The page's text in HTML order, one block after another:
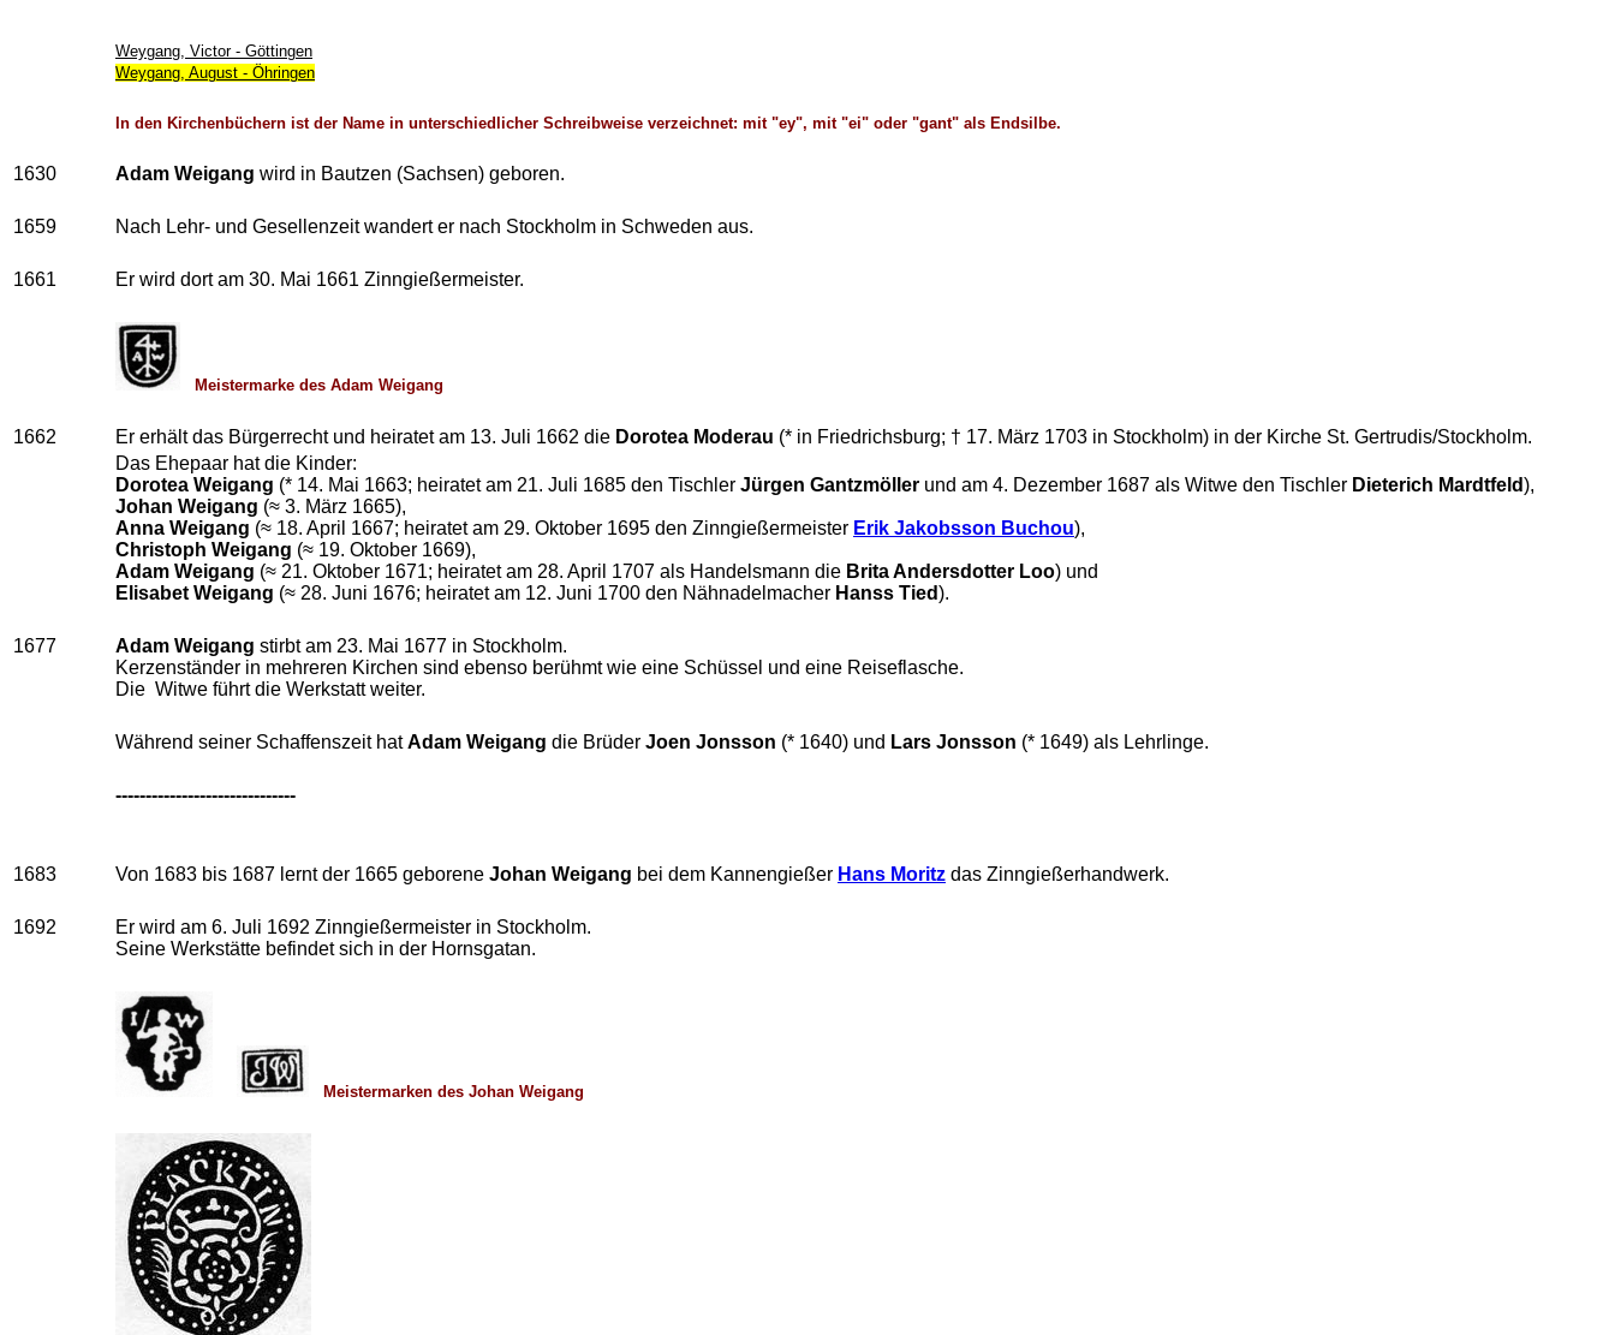
Weygang, Victor - Göttingen
Weygang, August - Öhringen
In den Kirchenbüchern ist der Name in unterschiedlicher Schreibweise verzeichnet: mit "ey", mit "ei" oder "gant" als Endsilbe.
1630 Adam Weigang wird in Bautzen (Sachsen) geboren.
1659 Nach Lehr- und Gesellenzeit wandert er nach Stockholm in Schweden aus.
1661 Er wird dort am 30. Mai 1661 Zinngießermeister.
Meistermarke des Adam Weigang
1662 Er erhält das Bürgerrecht und heiratet am 13. Juli 1662 die Dorotea Moderau (* in Friedrichsburg; † 17. März 1703 in Stockholm) in der Kirche St. Gertrudis/Stockholm.
Das Ehepaar hat die Kinder:
Dorotea Weigang (* 14. Mai 1663; heiratet am 21. Juli 1685 den Tischler Jürgen Gantzmöller und am 4. Dezember 1687 als Witwe den Tischler Dieterich Mardtfeld),
Johan Weigang (≈ 3. März 1665),
Anna Weigang (≈ 18. April 1667; heiratet am 29. Oktober 1695 den Zinngießermeister Erik Jakobsson Buchou),
Christoph Weigang (≈ 19. Oktober 1669),
Adam Weigang (≈ 21. Oktober 1671; heiratet am 28. April 1707 als Handelsmann die Brita Andersdotter Loo) und
Elisabet Weigang (≈ 28. Juni 1676; heiratet am 12. Juni 1700 den Nähnadelmacher Hanss Tied).
1677 Adam Weigang stirbt am 23. Mai 1677 in Stockholm.
Kerzenständer in mehreren Kirchen sind ebenso berühmt wie eine Schüssel und eine Reiseflasche.
Die Witwe führt die Werkstatt weiter.
Während seiner Schaffenszeit hatAdam Weigang die Brüder Joen Jonsson (* 1640) und Lars Jonsson (* 1649) als Lehrlinge.
------------------------------
1683 Von 1683 bis 1687 lernt der 1665 geborene Johan Weigang bei dem Kannengießer Hans Moritz das Zinngießerhandwerk.
1692
Er wird am 6. Juli 1692 Zinngießermeister in Stockholm.
Seine Werkstätte befindet sich in der Hornsgatan.
Meistermarken des Johan Weigang